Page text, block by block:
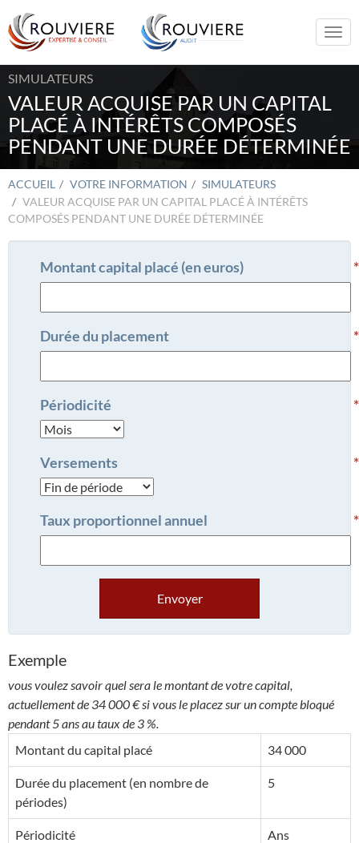
SIMULATEURS
VALEUR ACQUISE PAR UN CAPITAL
PLACÉ À INTÉRÊTS COMPOSÉS
PENDANT UNE DURÉE DÉTERMINÉE
ACCUEIL VOTRE INFORMATION
SIMULATEURS
VALEUR ACQUISE PAR UN CAPITAL PLACÉ À INTÉRÊTS
COMPOSÉS PENDANT UNE DURÉE DÉTERMINÉE
Montant capital placé (en euros)
Durée du placement
Périodicité
Versements
Taux proportionnel annuel
Envoyer
Exemple
vous voulez savoir quel sera le montant de votre capital,
actuellement de 34 000 € si vous le placez sur un compte bloqué
pendant 5 ans au taux de 3 %.
Montant du capital placé
34 000
Durée du placement (en nombre de
périodes)
5
Périodicité Ans